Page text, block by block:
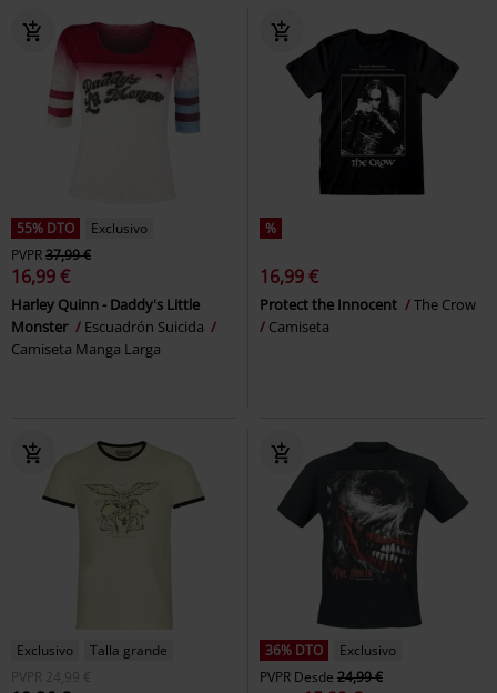
55% DTO
Exclusivo
PVPR37,99 €
16,99 €
Harley Quinn - Daddy's Little
Monster
Escuadrón Suicida
Camiseta Manga Larga
%
16,99 €
Protect the Innocent
The Crow
Camiseta
Exclusivo
Talla grande
PVPR 24,99 €
36% DTO
Exclusivo
PVPR Desde 24,99 €